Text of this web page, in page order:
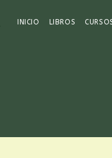
INICIO LIBROS